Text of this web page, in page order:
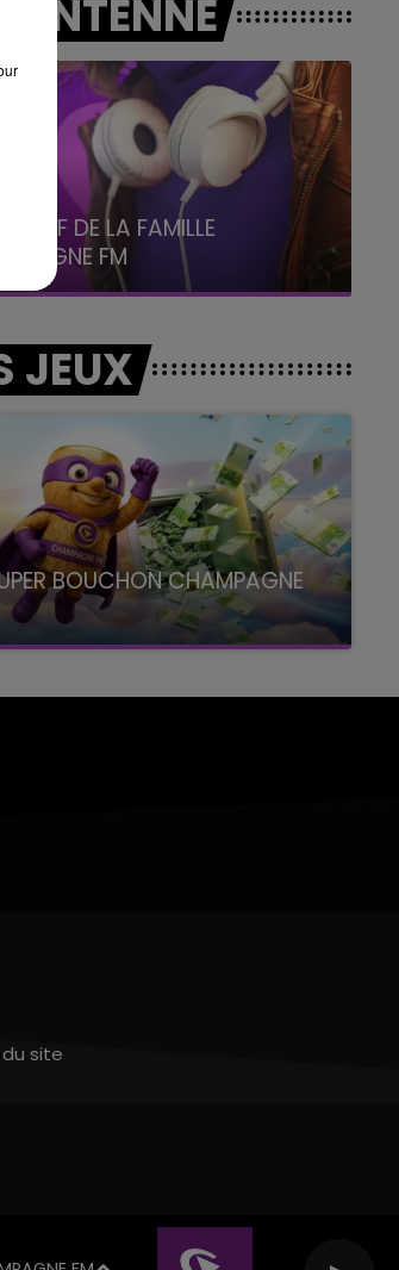
OF DE LA FAMILLE
FM
JEUX
BOUCHON CHAMPAGNE
Famille Champagne FM, à 8H10
site